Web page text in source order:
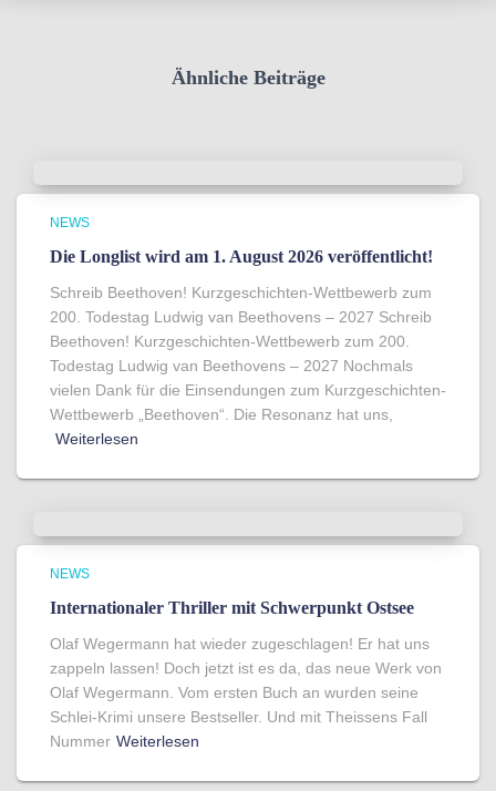
Ähnliche Beiträge
NEWS
Die Longlist wird am 1. August 2026 veröffentlicht!
Schreib Beethoven! Kurzgeschichten-Wettbewerb zum
200. Todestag Ludwig van Beethovens – 2027 Schreib
Beethoven! Kurzgeschichten-Wettbewerb zum 200.
Todestag Ludwig van Beethovens – 2027 Nochmals
vielen Dank für die Einsendungen zum Kurzgeschichten-
Wettbewerb „Beethoven“. Die Resonanz hat uns,
Weiterlesen
NEWS
Internationaler Thriller mit Schwerpunkt Ostsee
Olaf Wegermann hat wieder zugeschlagen! Er hat uns
zappeln lassen! Doch jetzt ist es da, das neue Werk von
Olaf Wegermann. Vom ersten Buch an wurden seine
Schlei-Krimi unsere Bestseller. Und mit Theissens Fall
Nummer Weiterlesen